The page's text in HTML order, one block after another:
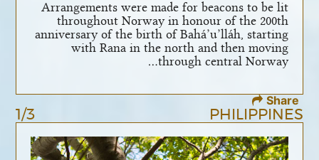
Arrangements were made for beacons to be lit
throughout Norway in honour of the 200th
anniversary of the birth of Bahá’u’lláh, starting
with Rana in the north and then moving
through central Norway…
Share
PHILIPPINES
1/3